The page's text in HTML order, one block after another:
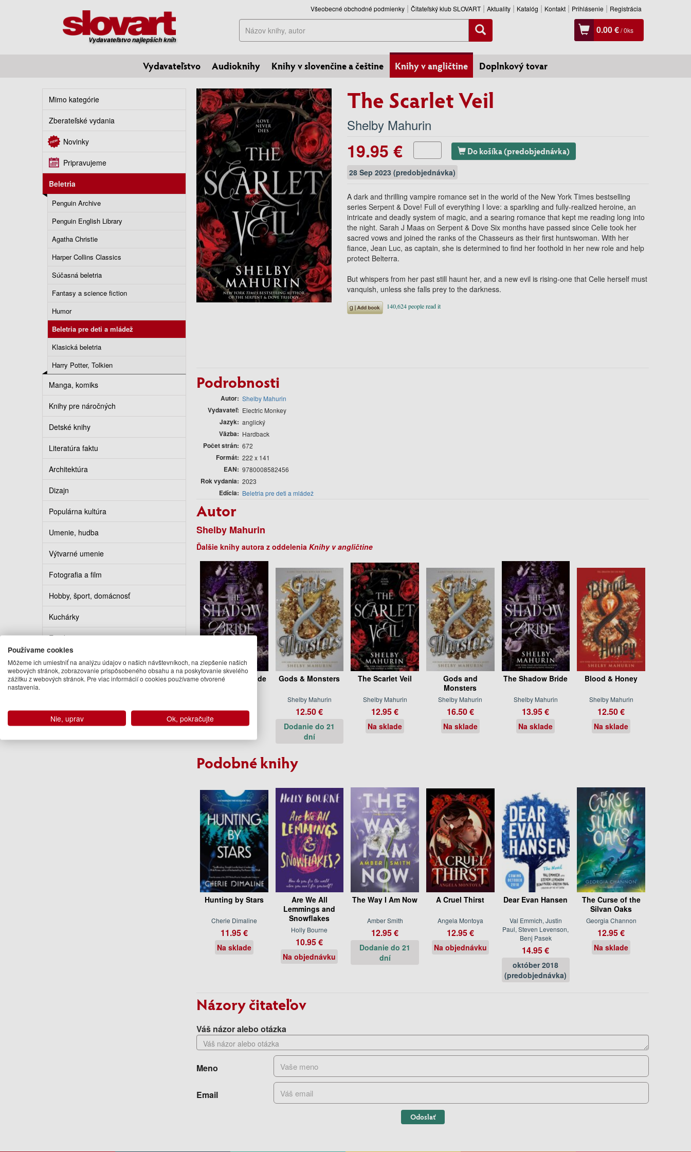
Vydavateľstvo najlepších kníh
Všeobecné obchodné podmienky Čitateľský klub SLOVART Aktuality Katalóg Kontakt Prihlásenie Registrácia
Hľadať 0.00 €/0ks
Vydavateľstvo Audioknihy Knihy v slovenčine a češtine Knihy v angličtine Doplnkový tovar
Mimo kategórie
Zberateľské vydania
Novinky
Pripravujeme
Beletria
Penguin Archive
Penguin English Library
Agatha Christie
Harper Collins Classics
Súčasná beletria
Fantasy a science fiction
Humor
Beletria pre deti a mládež
Klasická beletria
Harry Potter, Tolkien
Manga, komiks
Knihy pre náročných
Detské knihy
Literatúra faktu
Architektúra
Dizajn
Populárna kultúra
Umenie, hudba
Výtvarné umenie
Fotografia a film
Hobby, šport, domácnosť
Kuchárky
Erotika
Kalendáre, diáre, pohľadnice
Turistickí sprievodcovia
The Scarlet Veil
Shelby Mahurin
19.95 € Do košíka (predobjednávka)
28 Sep 2023 (predobjednávka)
A dark and thrilling vampire romance set in the world of the New York Times bestselling
series Serpent & Dove! Full of everything I love: a sparkling and fully-realized heroine, an
intricate and deadly system of magic, and a searing romance that kept me reading long into
the night. Sarah J Maas on Serpent & Dove Six months have passed since Celie took her
sacred vows and joined the ranks of the Chasseurs as their first huntswoman. With her
fiance, Jean Luc, as captain, she is determined to find her foothold in her new role and help
protect Belterra.
But whispers from her past still haunt her, and a new evil is rising-one that Celie herself must
vanquish, unless she falls prey to the darkness.
Podrobnosti
Autor Shelby Mahurin
Vydavateľ Electric Monkey
Jazyk anglický
Väzba Hardback
Počet strán 672
Formát 222 x 141
EAN 9780008582456
Rok vydania 2023
Edícia Beletria pre deti a mládež
Autor
Shelby Mahurin
Ďalšie knihy autora z oddelenia Knihy v angličtine
The Shadow Bride
13.95 €
Na sklade
Gods & Monsters
Shelby Mahurin
12.50 €
Dodanie do 21
dní
The Scarlet Veil
Shelby Mahurin
12.95 €
Na sklade
Gods and
Monsters
Shelby Mahurin
16.50 €
Na sklade
The Shadow Bride
Shelby Mahurin
13.95 €
Na sklade
Blood & Honey
Shelby Mahurin
12.50 €
Na sklade
Podobné knihy
Hunting by Stars
Cherie Dimaline
11.95 €
Na sklade
Are We All
Lemmings and
Snowflakes
Holly Bourne
10.95 €
Na objednávku
The Way I Am Now
Amber Smith
12.95 €
Dodanie do 21
dní
A Cruel Thirst
Angela Montoya
12.95 €
Na objednávku
Dear Evan Hansen
Val Emmich, Justin
Paul, Steven Levenson,
Benj Pasek
14.95 €
október 2018
(predobjednávka)
The Curse of the
Silvan Oaks
Georgia Channon
12.95 €
Na sklade
Názory čitateľov
Váš názor alebo otázka
Meno
Email
Odoslať
Používame cookies
Môžeme ich umiestniť na analýzu údajov o našich návštevníkoch, na zlepšenie našich
webových stránok, zobrazovanie prispôsobeného obsahu a na poskytovanie skvelého
zážitku z webových stránok. Pre viac informácií o cookies používame otvorené
nastavenia.
Nie, uprav Ok, pokračujte